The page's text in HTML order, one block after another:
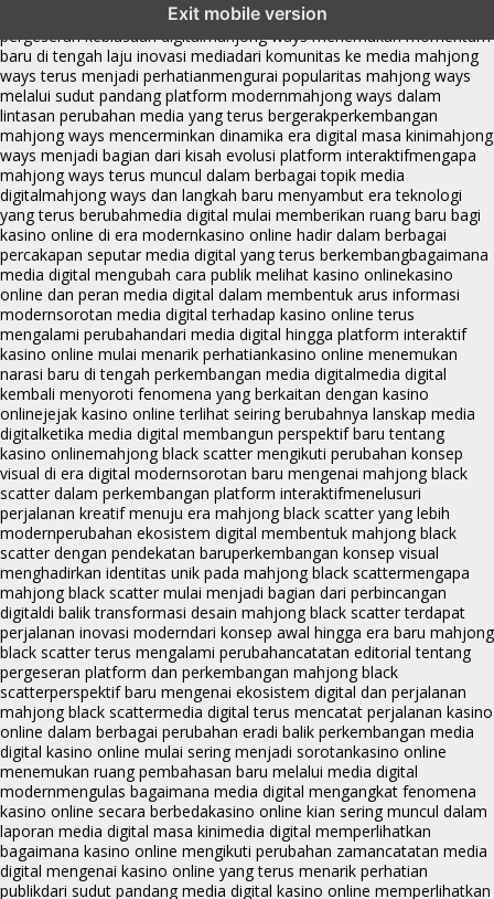
Exit mobile version
fenomena mahjong ways muncul bersama
pergeseran kebiasaan digitalmahjong ways menemukan momentum
baru di tengah laju inovasi mediadari komunitas ke media mahjong
ways terus menjadi perhatianmengurai popularitas mahjong ways
melalui sudut pandang platform modernmahjong ways dalam
lintasan perubahan media yang terus bergerakperkembangan
mahjong ways mencerminkan dinamika era digital masa kinimahjong
ways menjadi bagian dari kisah evolusi platform interaktifmengapa
mahjong ways terus muncul dalam berbagai topik media
digitalmahjong ways dan langkah baru menyambut era teknologi
yang terus berubahmedia digital mulai memberikan ruang baru bagi
kasino online di era modernkasino online hadir dalam berbagai
percakapan seputar media digital yang terus berkembangbagaimana
media digital mengubah cara publik melihat kasino onlinekasino
online dan peran media digital dalam membentuk arus informasi
modernsorotan media digital terhadap kasino online terus
mengalami perubahandari media digital hingga platform interaktif
kasino online mulai menarik perhatiankasino online menemukan
narasi baru di tengah perkembangan media digitalmedia digital
kembali menyoroti fenomena yang berkaitan dengan kasino
onlinejejak kasino online terlihat seiring berubahnya lanskap media
digitalketika media digital membangun perspektif baru tentang
kasino onlinemahjong black scatter mengikuti perubahan konsep
visual di era digital modernsorotan baru mengenai mahjong black
scatter dalam perkembangan platform interaktifmenelusuri
perjalanan kreatif menuju era mahjong black scatter yang lebih
modernperubahan ekosistem digital membentuk mahjong black
scatter dengan pendekatan baruperkembangan konsep visual
menghadirkan identitas unik pada mahjong black scattermengapa
mahjong black scatter mulai menjadi bagian dari perbincangan
digitaldi balik transformasi desain mahjong black scatter terdapat
perjalanan inovasi moderndari konsep awal hingga era baru mahjong
black scatter terus mengalami perubahancatatan editorial tentang
pergeseran platform dan perkembangan mahjong black
scatterperspektif baru mengenai ekosistem digital dan perjalanan
mahjong black scattermedia digital terus mencatat perjalanan kasino
online dalam berbagai perubahan eradi balik perkembangan media
digital kasino online mulai sering menjadi sorotankasino online
menemukan ruang pembahasan baru melalui media digital
modernmengulas bagaimana media digital mengangkat fenomena
kasino online secara berbedakasino online kian sering muncul dalam
laporan media digital masa kinimedia digital memperlihatkan
bagaimana kasino online mengikuti perubahan zamancatatan media
digital mengenai kasino online yang terus menarik perhatian
publikdari sudut pandang media digital kasino online memperlihatkan